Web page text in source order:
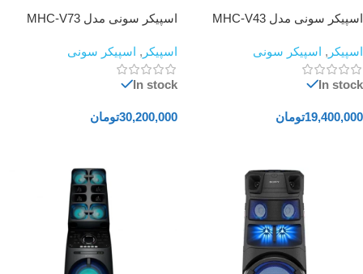
اسپیکر سونی مدل MHC-V43
اسپیکر , اسپیکر سونی
In stock
19,400,000تومان
اسپیکر سونی مدل MHC-V73
اسپیکر , اسپیکر سونی
In stock
30,200,000تومان